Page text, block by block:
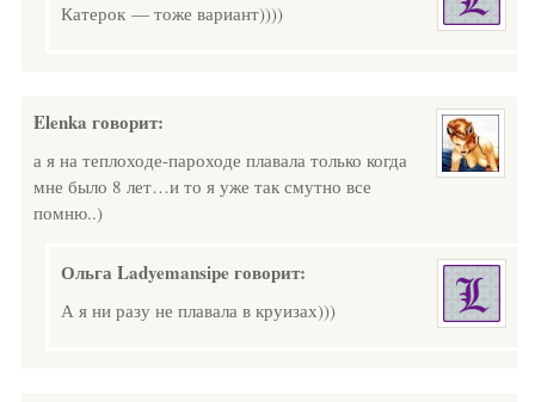
Катерок — тоже вариант))))
Elenka говорит:
а я на теплоходе-пароходе плавала только когда
мне было 8 лет…и то я уже так смутно все
помню..)
Ольга Ladyemansipe говорит:
А я ни разу не плавала в круизах)))